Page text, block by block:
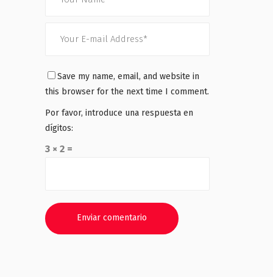
Save my name, email, and website in
this browser for the next time I comment.
Por favor, introduce una respuesta en
dígitos:
3 × 2 =